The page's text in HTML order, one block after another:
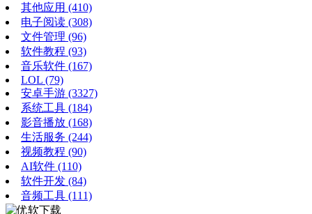
其他应用 (410)
电子阅读 (308)
文件管理 (96)
软件教程 (93)
音乐软件 (167)
LOL (79)
安卓手游 (3327)
系统工具 (184)
影音播放 (168)
生活服务 (244)
视频教程 (90)
AI软件 (110)
软件开发 (84)
音频工具 (111)